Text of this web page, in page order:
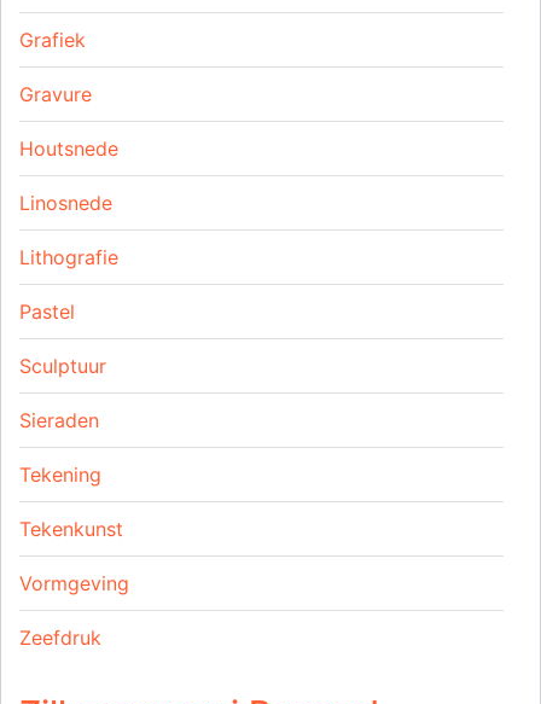
Grafiek
Gravure
Houtsnede
Linosnede
Lithografie
Pastel
Sculptuur
Sieraden
Tekening
Tekenkunst
Vormgeving
Zeefdruk